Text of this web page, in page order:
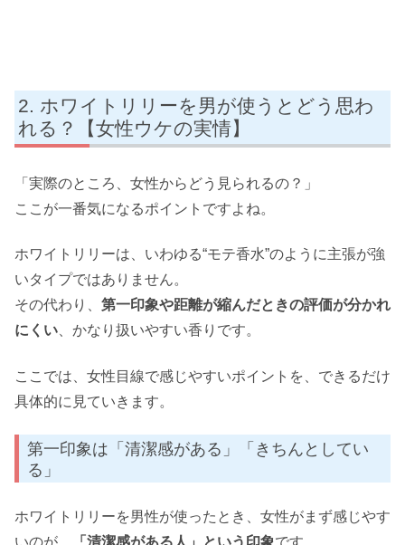
ホワイトリリーを男が使うとどう思わ
れる？【女性ウケの実情】
「実際のところ、女性からどう見られるの？」
ここが一番気になるポイントですよね。
ホワイトリリーは、いわゆる“モテ香水”のように主張が強
いタイプではありません。
その代わり、 第一印象や距離が縮んだときの評価が分かれ
にくい 、かなり扱いやすい香りです。
ここでは、女性目線で感じやすいポイントを、できるだけ
具体的に見ていきます。
第一印象は「清潔感がある」「きちんとしてい
る」
ホワイトリリーを男性が使ったとき、女性がまず感じやす
いのが、
「清潔感がある人」という印象です。